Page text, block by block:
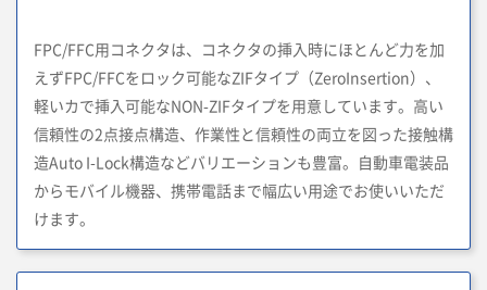
FPC/FFC用コネクタは、コネクタの挿入時にほとんど力を加
えずFPC/FFCをロック可能なZIFタイプ（ZeroInsertion）、
軽いカで挿入可能なNON-ZIFタイプを用意しています。高い
信頼性の2点接点構造、作業性と信頼性の両立を図った接触構
造Auto I-Lock構造などバリエーションも豊富。自動車電装品
からモバイル機器、携帯電話まで幅広い用途でお使いいただ
けます。